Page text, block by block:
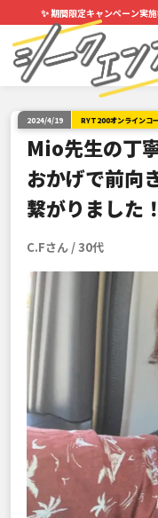
✨期間限定キャンペーン実
2024/4/19 RYT200オンラインコ
Mio先生の丁
おかげで前向
繋がりました！
C.Fさん / 30代